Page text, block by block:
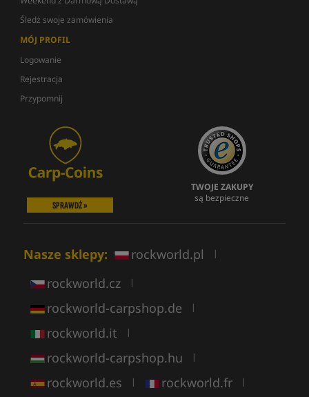
Śledź swoje zamówienia
MÓJ PROFIL
Logowanie
Rejestracja
Przypomnij
SPRAWDŹ »
TWOJE ZAKUPY
są bezpieczne
Nasze sklepy: rockworld.pl |
rockworld.cz |
rockworld-carpshop.de |
rockworld.it |
rockworld-carpshop.hu |
rockworld.es | rockworld.fr |